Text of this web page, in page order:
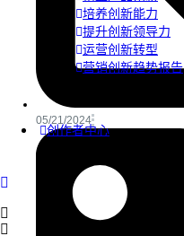
培养创新能力
提升创新领导力
运营创新转型
营销创新趋势报告
创作者中心
05/21/2024